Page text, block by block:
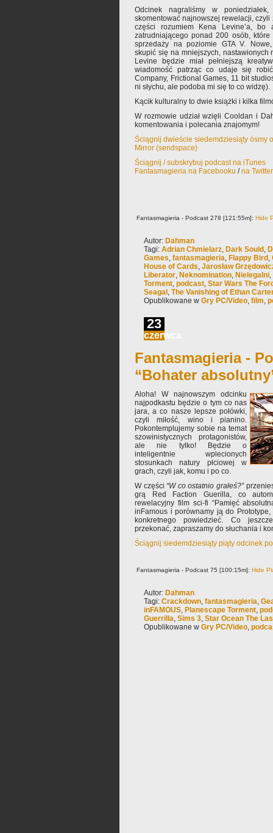
Odcinek nagraliśmy w
skomentować najnowszej rewelacji,
części rozumiem Kena Levine’a,
zatrudniającego ponad 200 osób,
sprzedaży na poziomie GTA V.
skupić się na mniejszych, nastawionych
Levine będzie miał pełniejszą
wiadomość patrząc co udaje się
Company, Frictional Games, 11 bit
ni słychu, ale podoba mi się to co widzę).
Kącik kulturalny to dwie książki i kilka
W rozmowie udział wzięli Cooldan i
komentowania i polecania znajomym!
Ściągnij dwieście siedemdziesiąty ósmy
Mirror (sendspace)
Ściągnij / subskrybuj podcast na iTunes
Fantasmagieria na Facebooku /na
Fantasmagieria - Podcast 278 [121:55m]: Hide
Autor: Dahman
Tagi: Adrian Chmielarz, Dark Sould ,
Games, fantasmagieria, Flappy Bird ,
House of Cards, Jarosław
Liberator, Neknomination, Nielegalni,
Torment, podcast, Star Wars The
Seagal , The Vanishing of Ethan
Opublikowane w Gry PC/Video, film,
23
czerwca
Fantasmagieria -
“Bohater
Aloha! W najnowszym odcinku
najpodkastu będzie o tym co nas
jara, a co nasze lepsze połówki,
czyli miłość, wino i pianino.
Pokontemplujemy sobie na temat
szowinistycznych protagonistów,
ale nie tylko! Będzie o
inteligentnie wplecionych
stosunkach natury płciowej w
grach, czyli jak, komu i po co.
W części “W co ostatnio grałeś?”
grą Red Faction Guerilla, co
rewelacyjny film sci-fi “Pamięć
inFamous i porównamy ją do
konkretnego powiedzieć. Co
przekonać, zapraszamy do słuchania i
Ściągnij siedemdziesiąty piąty odcinek
Fantasmagieria - Podcast 75 [100:15m]: Hide
Autor: Dahman
Tagi: Crackdown, fantasmagieria,
inFAMOUS, Planescape Torment,
Guerrilla, Sims 3, Star Ocean The
Opublikowane w Gry PC/Video,